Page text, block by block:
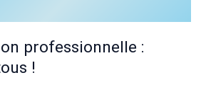
professionnelle :
!